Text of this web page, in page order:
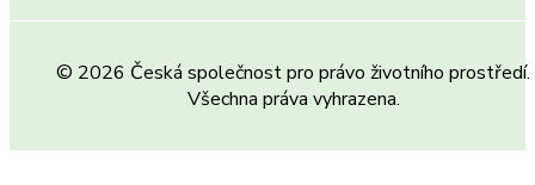
© 2026 Česká společnost pro právo životního prostředí.
Všechna práva vyhrazena.